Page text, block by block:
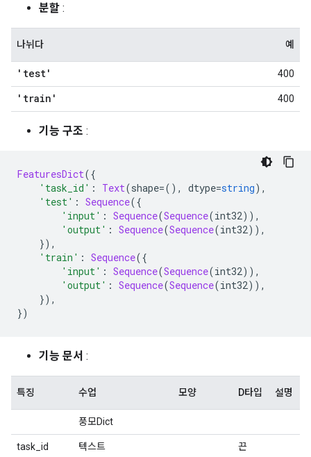
분할 :
나뉘다 예
'test' 400
'train' 400
기능 구조 :
FeaturesDict({
'task_id' : Text(shape=(), dtype=string),
'test' : Sequence({
'input' : Sequence(Sequence(int32)),
'output' : Sequence(Sequence(int32)),
}),
'train' : Sequence({
'input' : Sequence(Sequence(int32)),
'output' : Sequence(Sequence(int32)),
}),
})
기능 문서 :
특징 수업 모양 D타입 설명
풍모Dict
task_id 텍스트 끈